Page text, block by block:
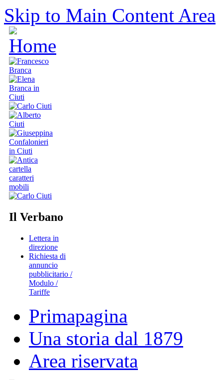
Skip to Main Content Area
Il Verbano
Lettera in
direzione
Richiesta di
annuncio
pubblicitario /
Modulo /
Tariffe
Primapagina
Una storia dal 1879
Area riservata